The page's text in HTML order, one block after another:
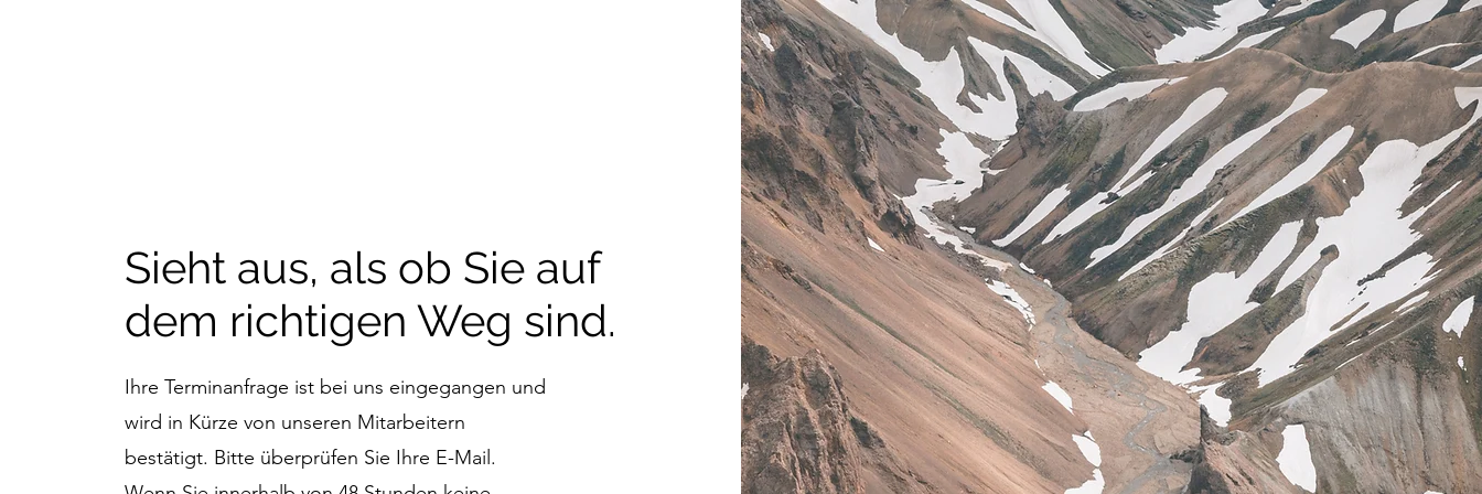
Sieht aus, als ob Sie auf
dem richtigen Weg sind.
Ihre Terminanfrage ist bei uns eingegangen und
wird in Kürze von unseren Mitarbeitern
bestätigt. Bitte überprüfen Sie Ihre E-Mail.